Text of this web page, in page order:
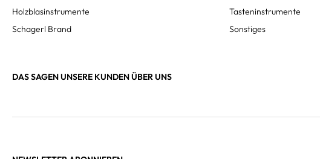
Holzblasinstrumente
Schagerl Brand
Tasteninstrumente
Sonstiges
DAS SAGEN UNSERE KUNDEN ÜBER UNS